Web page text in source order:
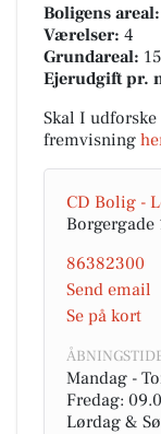
Boligens areal:
Værelser: 4
Grundareal:
Ejerudgift pr.
Skal I
fremvisning
CD Bolig -
86382300
Send email
Se på kort
Mandag -
Fredag:
Lørdag &